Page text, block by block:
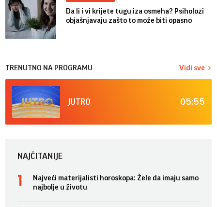
Da li i vi krijete tugu iza osmeha? Psiholozi
objašnjavaju zašto to može biti opasno
TRENUTNO NA PROGRAMU Vidi sve
JUTRO 05:55
NAJČITANIJE
Najveći materijalisti horoskopa: Žele da imaju samo
najbolje u životu